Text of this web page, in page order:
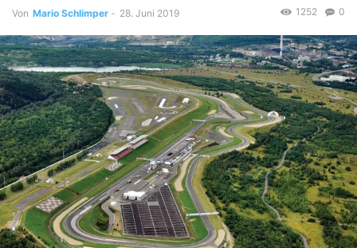
Von Mario Schlimper - 28. Juni 2019 0
1252